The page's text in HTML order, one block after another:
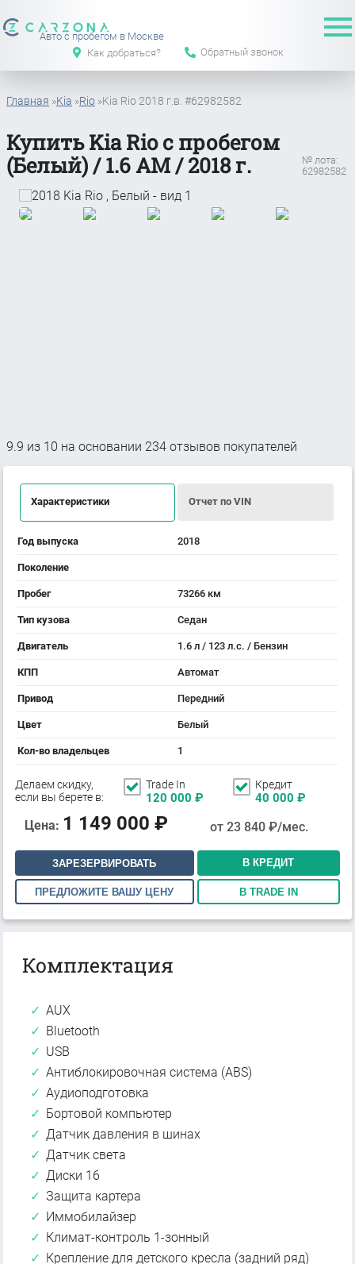
Авто с пробегом в Москве
Как добраться?
Обратный звонок
Главная »Kia »Rio »Kia Rio 2018 г.в. #62982582
Купить Kia Rio с пробегом
(Белый) / 1.6 АМ / 2018 г.
№ лота:
62982582
9.9 из 10 на основании 234 отзывов покупателей
Характеристики Отчет по VIN
Год выпуска 2018
Поколение
Пробег 73266 км
Тип кузова Седан
Двигатель 1.6 л / 123 л.с. / Бензин
КПП Автомат
Привод Передний
Цвет Белый
Кол-во владельцев 1
Делаем скидку,
если вы берете в:
Trade In
120 000 ₽
Кредит
40 000 ₽
Цена: 1 149 000 ₽ от 23 840₽/мес.
ЗАРЕЗЕРВИРОВАТЬ В КРЕДИТ
ПРЕДЛОЖИТЕ ВАШУ ЦЕНУ В TRADE IN
Комплектация
AUX
Bluetooth
USB
Антиблокировочная система (ABS)
Аудиоподготовка
Бортовой компьютер
Датчик давления в шинах
Датчик света
Диски 16
Защита картера
Иммобилайзер
Климат-контроль 1-зонный
Крепление для детского кресла (задний ряд)